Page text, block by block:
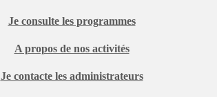
Je consulte les programmes
A propos de nos activités
Je contacte les administrateurs